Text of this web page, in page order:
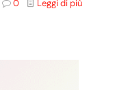
0 Leggi di più